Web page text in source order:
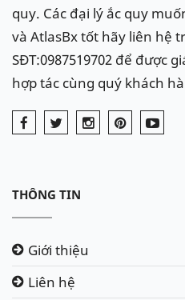
Xe Range Rover
thay các bình ắc
100Ah, AGM
có mã Atlas
Cụ thể thông số bình:
Dung lượng: 100Ah
Kích thước bình vừa khay
cao) : 354 x 175 x 190(mm)
Loại ắc quy nên thay thế:
hoặc AGM chuyên dụng
quy. Các đại lý ắc quy
và AtlasBx tốt hãy liên hệ
SĐT:0987519702 để được
hợp tác cùng quý khách
THÔNG TIN
Giới thiệu
Liên hệ